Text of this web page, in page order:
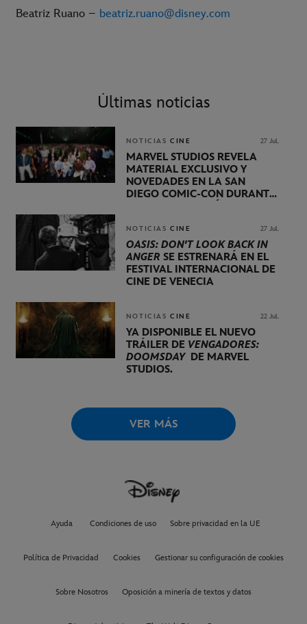
Beatriz Ruano – beatriz.ruano@disney.com
Últimas noticias
NOTICIAS CINE 27 Jul.
MARVEL STUDIOS REVELA
MATERIAL EXCLUSIVO Y
NOVEDADES EN LA SAN
DIEGO COMIC-CON DURANTE
NOTICIAS CINE 27 Jul.
OASIS: DON'T LOOK BACK IN
ANGER SE ESTRENARÁ EN EL
FESTIVAL INTERNACIONAL DE
CINE DE VENECIA
NOTICIAS CINE 22 Jul.
YA DISPONIBLE EL NUEVO
TRÁILER DE VENGADORES:
DOOMSDAYDE MARVEL
STUDIOS.
VER MÁS
Ayuda Condiciones de uso Sobre privacidad en la UE
Política de Privacidad Cookies Gestionar su configuración de cookies
Sobre Nosotros Oposición a minería de textos y datos